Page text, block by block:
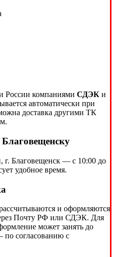
России компаниями СДЭК и
автоматически при
доставка другими ТК
г. Благовещенск — с 10:00 до
удобное время.
и оформляются
Почту РФ или СДЭК. Для
может занять до
по согласованию с